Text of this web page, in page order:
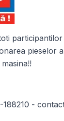
pieselor
188210 -